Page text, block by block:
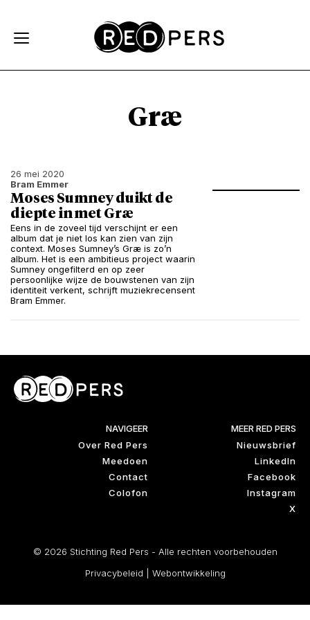
Græ
26 mei 2020
Bram Emmer
Moses Sumney duikt de
diepte in met Græ
Eens in de zoveel tijd verschijnt er een
album dat je niet los kan zien van zijn
context. Moses Sumney’s Græ is zo’n
album. Het is een ambitieus project waarin
Sumney ongefilterd en op zeer
persoonlijke wijze de bouwstenen van zijn
identiteit verkent, schrijft muziekrecensent
Bram Emmer.
NAVIGEER
Over Red Pers
Meedoen
Contact
Colofon
MEER RED PERS
Nieuwsbrief
LinkedIn
Facebook
Instagram
X
© 2026 Stichting Red Pers - Alle rechten voorbehouden
Privacybeleid
Webontwikkeling